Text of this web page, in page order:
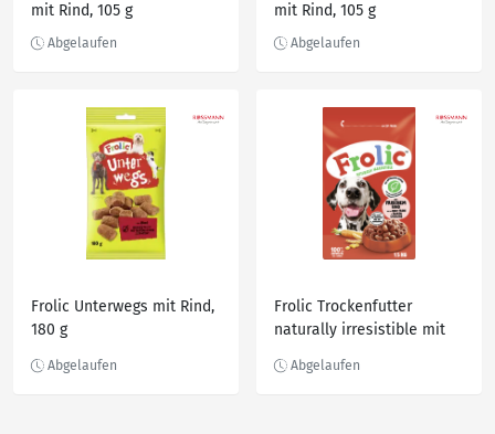
mit Rind, 105 g
mit Rind, 105 g
Frolic Unterwegs mit Rind,
180 g
Frolic Trockenfutter
naturally irresistible mit